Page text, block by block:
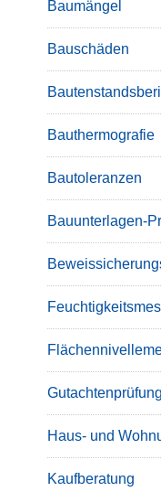
Baumängel
Bauschäden
Bauthermografie
Bautoleranzen
Bauunterlagen-
Gutachtenprüfung
Haus- und
Kaufberatung